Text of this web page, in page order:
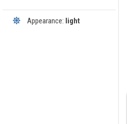
Appearance: light